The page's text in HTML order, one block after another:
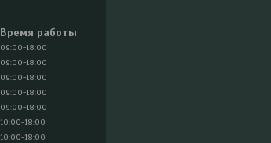
Время работы
09:00-18:00
09:00-18:00
09:00-18:00
09:00-18:00
09:00-18:00
10:00-18:00
10:00-18:00